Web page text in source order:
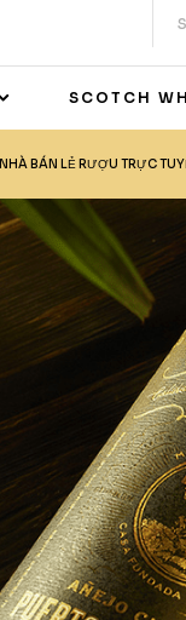
SCOTCH
NHÀ BÁN LẺ RƯỢU TRỰC